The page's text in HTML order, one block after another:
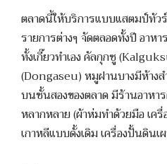
ตลาดนี้ให้บริการแบบแสตมป์ทัว
รายการต่างๆ จัดตลอดทั้งปี อา
ทั้งเกี๊ยวทำเอง คัลกุกซู
(Dongaseu) หมูฝานบางมีห้า
บนชั้นสองของตลาด มีร้านอาหา
หลากหลาย (ผ้าห่มทำด้วยมือ เค
เกาหลีแบบดั้งเดิม เครื่องปั้นดินเ